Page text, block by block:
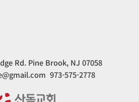
Rd. Pine Brook, NJ 07058
973-575-2778